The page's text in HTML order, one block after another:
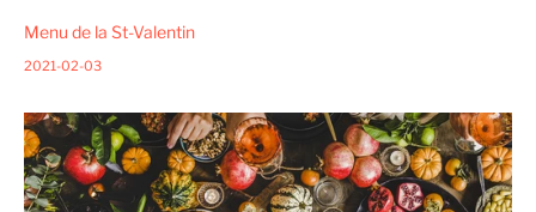
Menu de la St-Valentin
2021-02-03